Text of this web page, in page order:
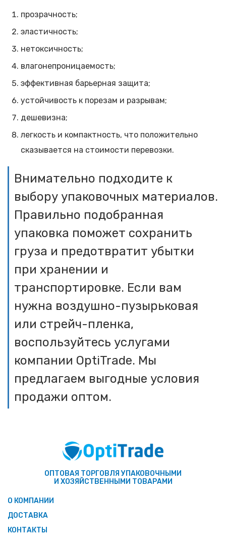
прозрачность;
эластичность;
нетоксичность;
влагонепроницаемость;
эффективная барьерная защита;
устойчивость к порезам и разрывам;
дешевизна;
легкость и компактность, что положительно
сказывается на стоимости перевозки.
Внимательно подходите к
выбору упаковочных материалов.
Правильно подобранная
упаковка поможет сохранить
груза и предотвратит убытки
при хранении и
транспортировке. Если вам
нужна воздушно-пузырьковая
или стрейч-пленка,
воспользуйтесь услугами
компании OptiTrade. Мы
предлагаем выгодные условия
продажи оптом.
ОПТОВАЯ ТОРГОВЛЯ УПАКОВОЧНЫМИ
И ХОЗЯЙСТВЕННЫМИ ТОВАРАМИ
О КОМПАНИИ
ДОСТАВКА
КОНТАКТЫ